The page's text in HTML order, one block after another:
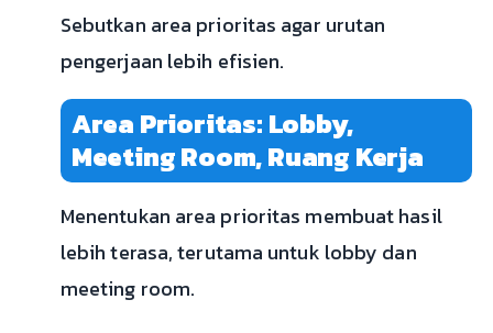
Sebutkan area prioritas agar urutan
pengerjaan lebih efisien.
Area Prioritas: Lobby,
Meeting Room, Ruang Kerja
Menentukan area prioritas membuat hasil
lebih terasa, terutama untuk lobby dan
meeting room.